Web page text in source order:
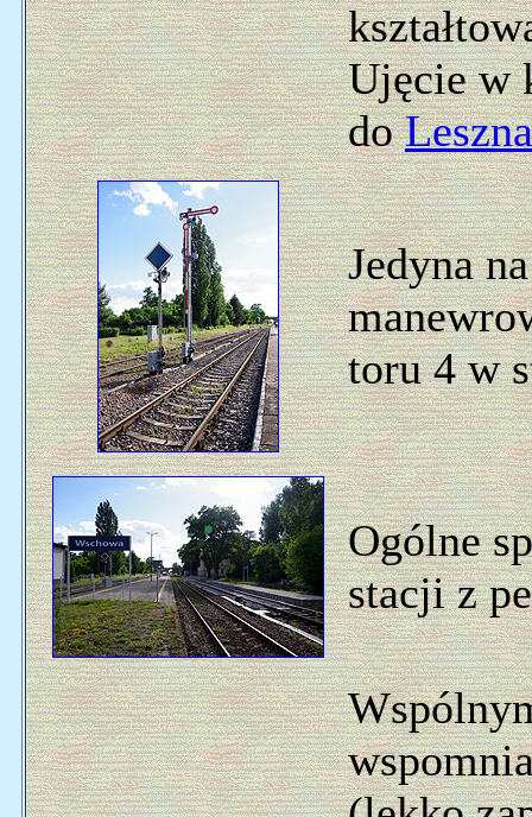
Ujęcie w
doLeszna
Jedyna
toru 4 w
Ogólne
stacji z